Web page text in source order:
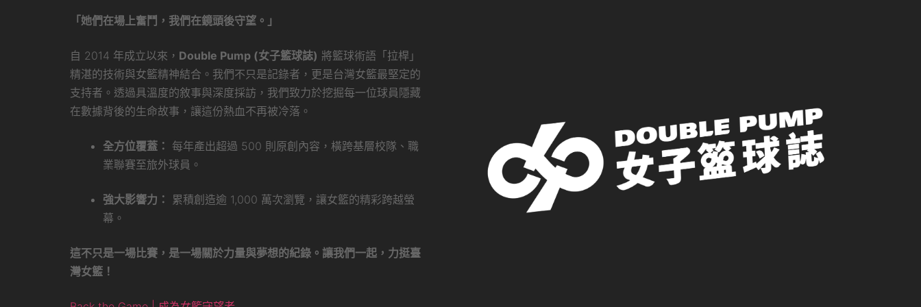
「她們在場上奮鬥，我們在鏡頭後守望。」
自 2014 年成立以來， Double Pump (女子籃球誌) 將籃球術語「拉桿」
精湛的技術與女籃精神結合。我們不只是記錄者，更是台灣女籃最堅定的
支持者。透過具溫度的敘事與深度採訪，我們致力於挖掘每一位球員隱藏
在數據背後的生命故事，讓這份熱血不再被冷落。
全方位覆蓋： 每年產出超過 500 則原創內容，橫跨基層校隊、職
業聯賽至旅外球員。
強大影響力：
累積創造逾 1,000 萬次瀏覽，讓女籃的精彩跨越螢
幕。
這不只是一場比賽，是一場關於力量與夢想的紀錄。讓我們一起，力挺臺
灣女籃！